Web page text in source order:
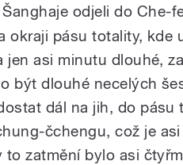
odjeli do Che-
okraji pásu totality, kde
jen asi minutu dlouhé,
být dlouhé necelých
dál na jih, do pásu
čchengu, což je
to zatmění bylo asi